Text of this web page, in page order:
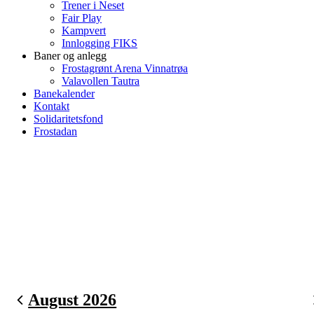
Trener i Neset
Fair Play
Kampvert
Innlogging FIKS
Baner og anlegg
Frostagrønt Arena Vinnatrøa
Valavollen Tautra
Banekalender
Kontakt
Solidaritetsfond
Frostadan
August 2026